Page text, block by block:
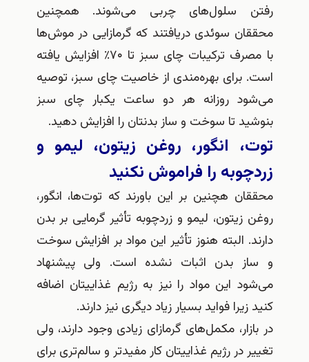
سلول‌های چربی می‌شوند. همچنین
سوئدی دریافتند که گرمازایی در موش‌ها
با مصرف ترکیبات چای سبز تا ۷۰٪ افزایش یافته
بهره‌مندی از خاصیت چای سبز، توصیه
روزانه هر دو ساعت یکبار چای سبز
تا سوخت و ساز بدنتان را افزایش دهید.
انگور، روغن زیتون، لیمو و
را فراموش نكنيد
هچنین بر این باورند که توت‌ها، انگور،
لیمو و زردچوبه تأثیر گرمایی بر بدن
البته هنوز تأثیر این مواد بر افزایش سوخت
بدن اثبات نشده است. ولی پیشنهاد
این مواد را نیز به رژیم غذاییتان اضافه
فواید بسیار زیاد دیگری نیز دارند.
مکمل‌های گرمازای زیادی وجود دارند، ولی
در رژیم غذاییتان کار مفیدتر و سالم‌تری برای